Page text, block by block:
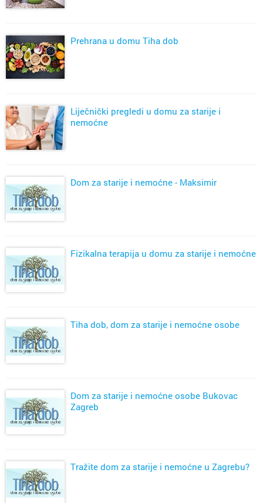
Prehrana u domu Tiha dob
Liječnički pregledi u domu za starije i
nemoćne
Dom za starije i nemoćne - Maksimir
Fizikalna terapija u domu za starije i nemoćne
Tiha dob, dom za starije i nemoćne osobe
Dom za starije i nemoćne osobe Bukovac
Zagreb
Tražite dom za starije i nemoćne u Zagrebu?